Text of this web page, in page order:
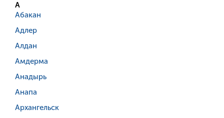
А
Абакан
Адлер
Алдан
Амдерма
Анадырь
Анапа
Архангельск